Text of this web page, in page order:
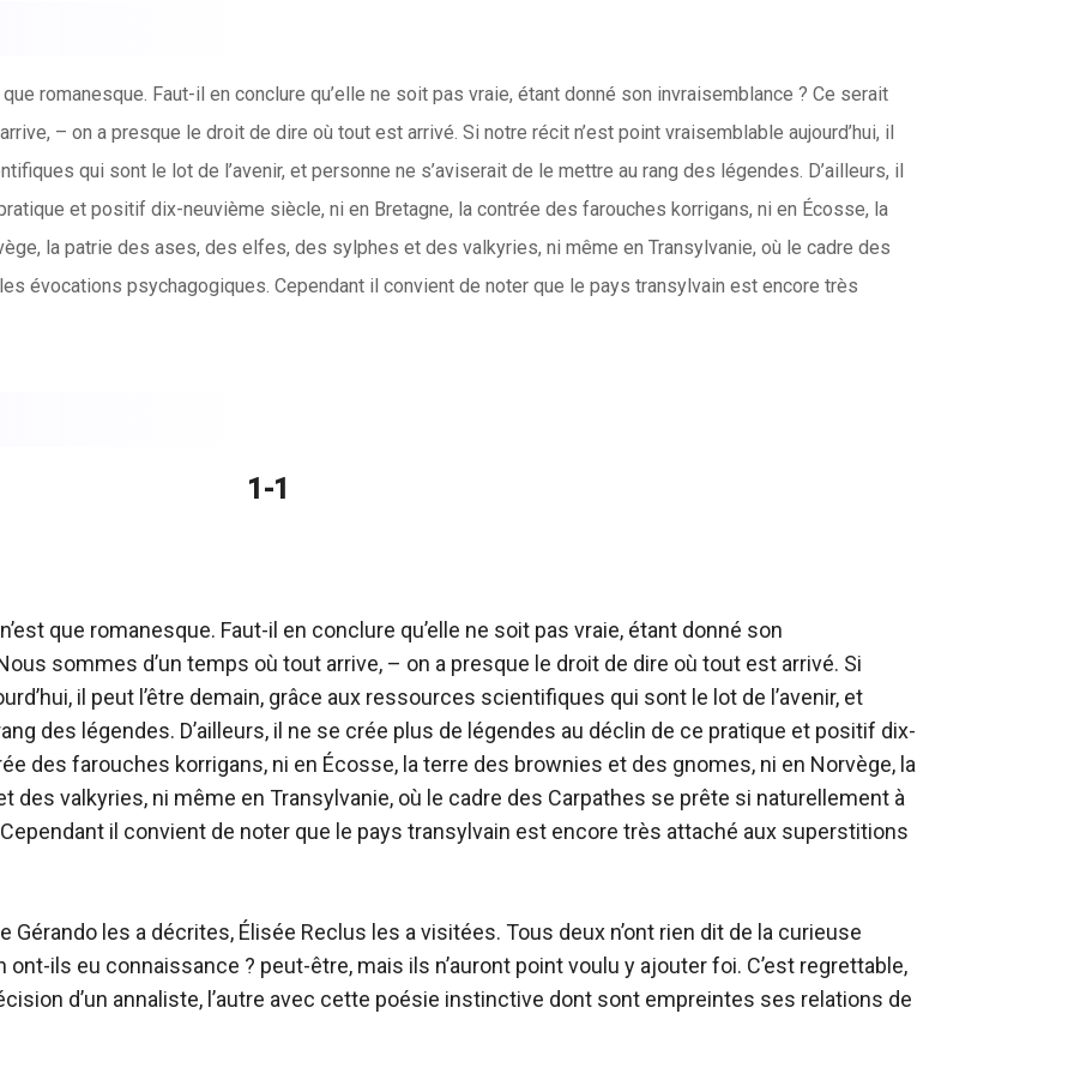
romanesque. Faut-il en conclure qu’elle ne soit pas vraie, étant donné son invraisemblance ? Ce serait
– on a presque le droit de dire où tout est arrivé. Si notre récit n’est point vraisemblable aujourd’hui, il
qui sont le lot de l’avenir, et personne ne s’aviserait de le mettre au rang des légendes. D’ailleurs, il
et positif dix-neuvième siècle, ni en Bretagne, la contrée des farouches korrigans, ni en Écosse, la
la patrie des ases, des elfes, des sylphes et des valkyries, ni même en Transylvanie, où le cadre des
évocations psychagogiques. Cependant il convient de noter que le pays transylvain est encore très
1-1